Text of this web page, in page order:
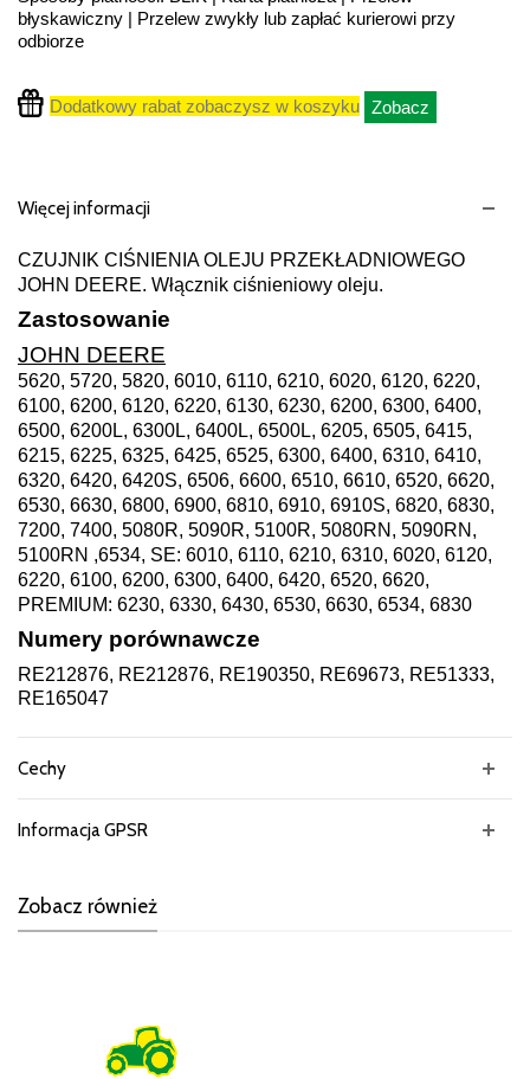
błyskawiczny | Przelew zwykły lub zapłać kurierowi przy
odbiorze
Dodatkowy rabat zobaczysz w koszyku Zobacz
Więcej informacji
CZUJNIK CIŚNIENIA OLEJU PRZEKŁADNIOWEGO
JOHN DEERE. Włącznik ciśnieniowy oleju.
Zastosowanie
JOHN DEERE
5620, 5720, 5820, 6010, 6110, 6210, 6020, 6120, 6220,
6100, 6200, 6120, 6220, 6130, 6230, 6200, 6300, 6400,
6500, 6200L, 6300L, 6400L, 6500L, 6205, 6505, 6415,
6215, 6225, 6325, 6425, 6525, 6300, 6400, 6310, 6410,
6320, 6420, 6420S, 6506, 6600, 6510, 6610, 6520, 6620,
6530, 6630, 6800, 6900, 6810, 6910, 6910S, 6820, 6830,
7200, 7400, 5080R, 5090R, 5100R, 5080RN, 5090RN,
5100RN ,6534, SE: 6010, 6110, 6210, 6310, 6020, 6120,
6220, 6100, 6200, 6300, 6400, 6420, 6520, 6620,
PREMIUM: 6230, 6330, 6430, 6530, 6630, 6534, 6830
Numery porównawcze
RE212876, RE212876, RE190350, RE69673, RE51333,
RE165047
Cechy
Informacja GPSR
Zobacz również